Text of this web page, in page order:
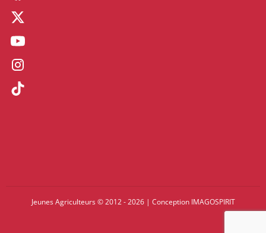
Jeunes Agriculteurs © 2012 - 2026 | Conception IMAGOSPIRIT